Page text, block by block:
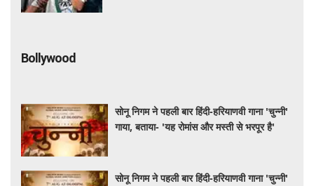
Bollywood
सोनू निगम ने पहली बार हिंदी-हरियाणवी गाना 'चुन्नी'
गाया, बताया- 'यह रोमांस और मस्ती से भरपूर है'
सोनू निगम ने पहली बार हिंदी-हरियाणवी गाना 'चुन्नी'